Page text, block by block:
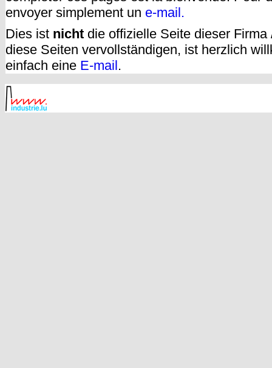
envoyer simplement un e-mail.
Dies ist nicht die offizielle Seite dieser
diese Seiten vervollständigen, ist herzlich
einfach eine E-mail.